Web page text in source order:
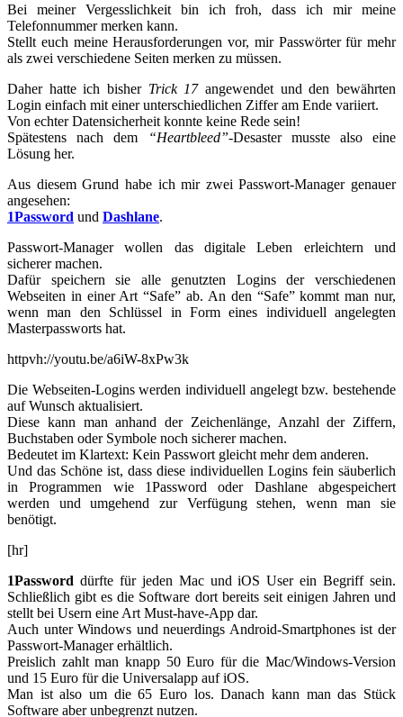
Bei meiner Vergesslichkeit bin ich froh, dass ich mir meine
Telefonnummer merken kann.
Stellt euch meine Herausforderungen vor, mir Passwörter für mehr
als zwei verschiedene Seiten merken zu müssen.
Daher hatte ich bisher Trick 17angewendet und den bewährten
Login einfach mit einer unterschiedlichen Ziffer am Ende variiert.
Von echter Datensicherheit konnte keine Rede sein!
Spätestens nach dem
“Heartbleed”-Desaster musste also eine
Lösung her.
Aus diesem Grund habe ich mir zwei Passwort-Manager genauer
angesehen:
1Password und Dashlane.
Passwort-Manager wollen das digitale Leben erleichtern und
sicherer machen.
Dafür speichern sie alle genutzten Logins der verschiedenen
Webseiten in einer Art “Safe” ab. An den “Safe” kommt man nur,
wenn man den Schlüssel in Form eines individuell angelegten
Masterpassworts hat.
httpvh://youtu.be/a6iW-8xPw3k
Die Webseiten-Logins werden individuell angelegt bzw. bestehende
auf Wunsch aktualisiert.
Diese kann man anhand der Zeichenlänge, Anzahl der Ziffern,
Buchstaben oder Symbole noch sicherer machen.
Bedeutet im Klartext: Kein Passwort gleicht mehr dem anderen.
Und das Schöne ist, dass diese individuellen Logins fein säuberlich
in Programmen wie 1Password oder Dashlane abgespeichert
werden und umgehend zur Verfügung stehen, wenn man sie
benötigt.
[hr]
1Password dürfte für jeden Mac und iOS User ein Begriff sein.
Schließlich gibt es die Software dort bereits seit einigen Jahren und
stellt bei Usern eine Art Must-have-App dar.
Auch unter Windows und neuerdings Android-Smartphones ist der
Passwort-Manager erhältlich.
Preislich zahlt man knapp 50 Euro für die Mac/Windows-Version
und 15 Euro für die Universalapp auf iOS.
Man ist also um die 65 Euro los. Danach kann man das Stück
Software aber unbegrenzt nutzen.